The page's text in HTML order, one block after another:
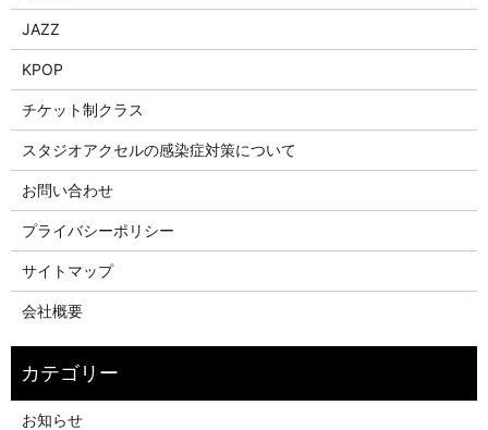
JAZZ
KPOP
チケット制クラス
スタジオアクセルの感染症対策について
お問い合わせ
プライバシーポリシー
サイトマップ
会社概要
お知らせ